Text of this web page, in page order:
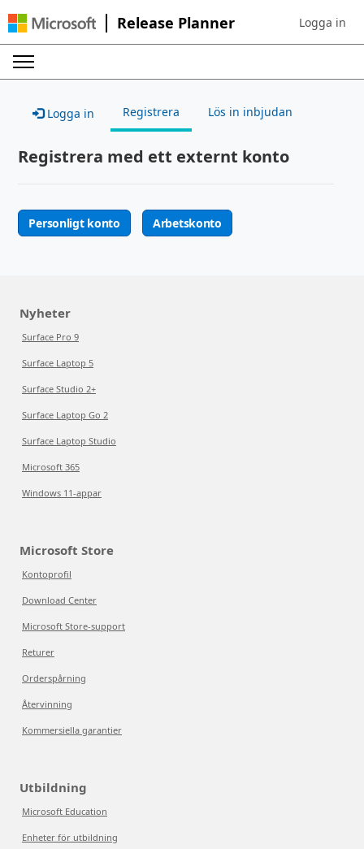
Release Planner Sign in to
Logga in
Logga in Registrera Lös in inbjudan
Registrera med ett externt konto
Personligt konto Arbetskonto
Nyheter
Surface Pro 9
Surface Laptop 5
Surface Studio 2+
Surface Laptop Go 2
Surface Laptop Studio
Microsoft 365
Windows 11-appar
Microsoft Store
Kontoprofil
Download Center
Microsoft Store-support
Returer
Orderspårning
Återvinning
Kommersiella garantier
Utbildning
Microsoft Education
Enheter för utbildning